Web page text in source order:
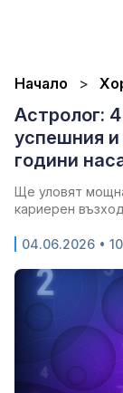
Начало
Астролог:
успешния
години
Ще уловят
кариерен
04.06.2026 •